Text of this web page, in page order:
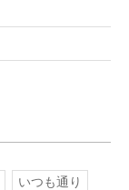
いつも通り